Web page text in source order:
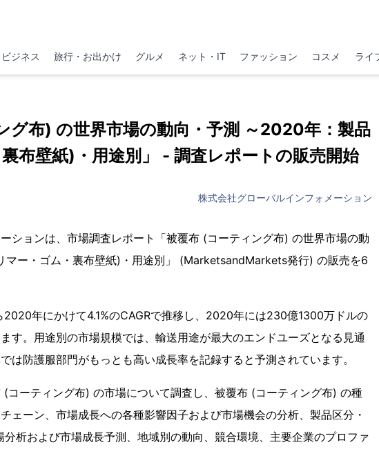
ジネス 旅行・お出かけ グルメ ネット・IT ファッション コスメ ライ
グ布) の世界市場の動向・予測 ～2020年：製品
布壁紙)・用途別」 - 調査レポートの販売開始
株式会社グローバルインフォメーション
ションは、市場調査レポート「被覆布 (コーティング布) の世界市場の動
マー・ゴム・裏布壁紙)・用途別」 (MarketsandMarkets発行) の販売を6
年にかけて4.1%のCAGRで推移し、2020年には230億1300万ドルの
す。用途別の市場規模では、輸送用途が最大のエンドユーズとなる見通
は防護服部門がもっとも高い成長率を記録すると予測されています。
コーティング布) の市場について調査し、被覆布 (コーティング布) の種
ェーン、市場成長への各種影響因子および市場機会の分析、製品区分・
析および市場成長予測、地域別の動向、競合環境、主要企業のプロファ